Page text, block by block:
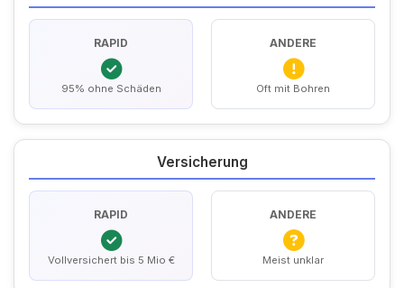
RAPID
95% ohne Schäden
ANDERE
Oft mit Bohren
Versicherung
RAPID
Vollversichert bis 5 Mio €
ANDERE
Meist unklar